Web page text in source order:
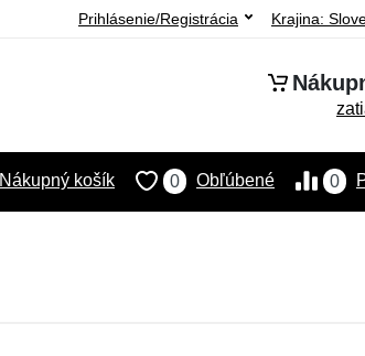
Krajina:
Prihlásenie/Registrácia
0
0 Obľúbené
Nákupný košík